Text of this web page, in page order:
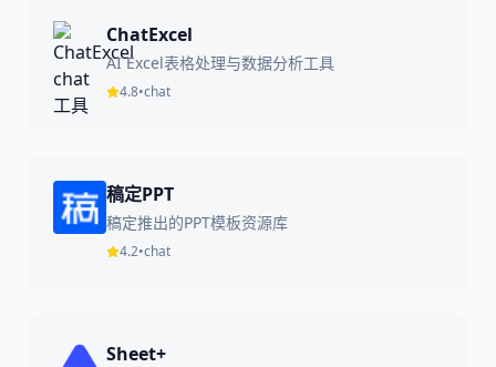
ChatExcel
AI Excel表格处理与数据分析工具
4.8•chat
稿定PPT
稿定推出的PPT模板资源库
4.2•chat
Sheet+